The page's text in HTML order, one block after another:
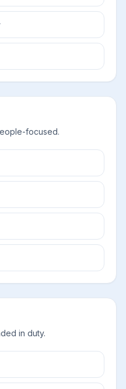
focused.
in duty.